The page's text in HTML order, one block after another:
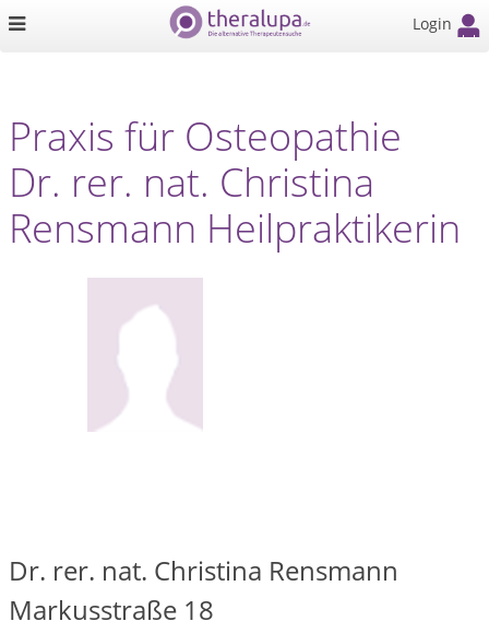
Login
Praxis für Osteopathie
Dr. rer. nat. Christina
Rensmann Heilpraktikerin
Dr. rer. nat. Christina Rensmann
Markusstraße 18